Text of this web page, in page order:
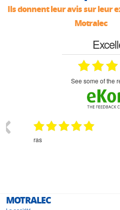
Ils donnent leur avis sur leur
Motralec
see some of the
ras
MOTRALEC